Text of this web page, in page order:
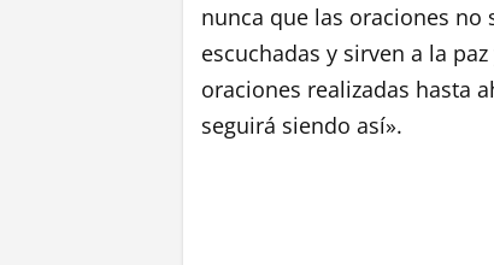
nunca que las oraciones no
escuchadas y sirven a la
oraciones realizadas hasta
seguirá siendo así».